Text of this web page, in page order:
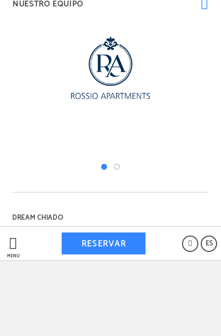
MENÚ
ES
RESERVAR
NUESTRO EQUIPO
DREAM CHIADO
Protección de datos